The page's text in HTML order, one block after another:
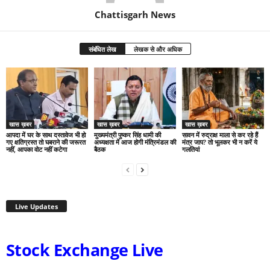
Chattisgarh News
संबंधित लेख लेखक से और अधिक
खास ख़बर
आपदा में घर के साथ दस्तावेज भी हो
गए क्षतिग्रस्त तो घबराने की जरूरत
नहीं, आपका वोट नहीं कटेगा
खास ख़बर
मुख्यमंत्री पुष्कर सिंह धामी की
अध्यक्षता में आज होगी मंत्रिमंडल की
बैठक
खास ख़बर
सावन में रुद्राक्ष माला से कर रहे हैं
मंत्र जाप? तो भूलकर भी न करें ये
गलतियां
Live Updates
Stock Exchange Live